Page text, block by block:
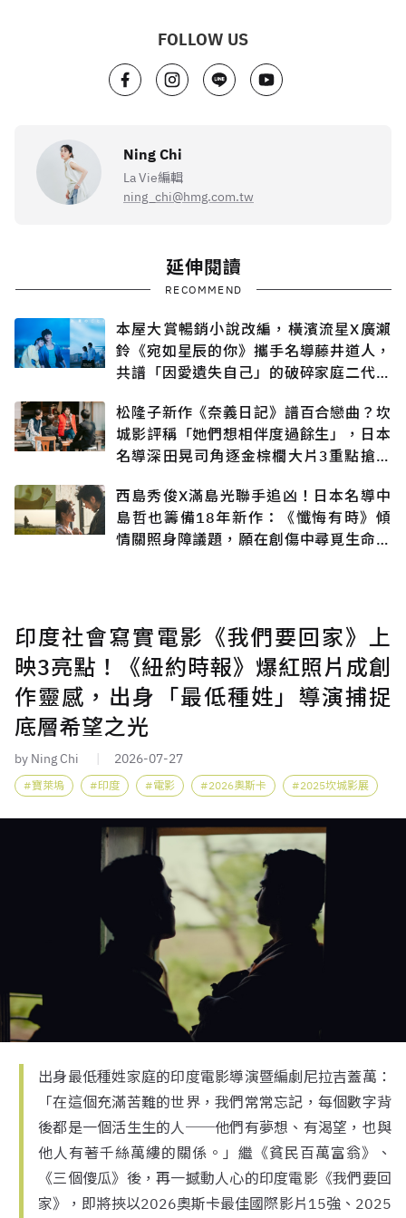
FOLLOW US
Ning Chi
La Vie編輯
ning_chi@hmg.com.tw
延伸閱讀
RECOMMEND
本屋大賞暢銷小說改編，橫濱流星X廣瀨
鈴《宛如星辰的你》攜手名導藤井道人，
共譜「因愛遺失自己」的破碎家庭二代悲
松隆子新作《奈義日記》譜百合戀曲？坎
城影評稱「她們想相伴度過餘生」，日本
名導深田晃司角逐金棕櫚大片3重點搶先
西島秀俊X滿島光聯手追凶！日本名導中
島哲也籌備18年新作：《懺悔有時》傾
情關照身障議題，願在創傷中尋覓生命出
印度社會寫實電影《我們要回家》上
映3亮點！《紐約時報》爆紅照片成創
作靈感，出身「最低種姓」導演捕捉
底層希望之光
by Ning Chi 2026-07-27
寶萊塢 印度 電影 2026奧斯卡 2025坎城影展
出身最低種姓家庭的印度電影導演暨編劇尼拉吉蓋萬：
「在這個充滿苦難的世界，我們常常忘記，每個數字背
後都是一個活生生的人──他們有夢想、有渴望，也與
他人有著千絲萬縷的關係。」繼《貧民百萬富翁》、
《三個傻瓜》後，再一撼動人心的印度電影《我們要回
家》，即將挾以2026奧斯卡最佳國際影片15強、2025